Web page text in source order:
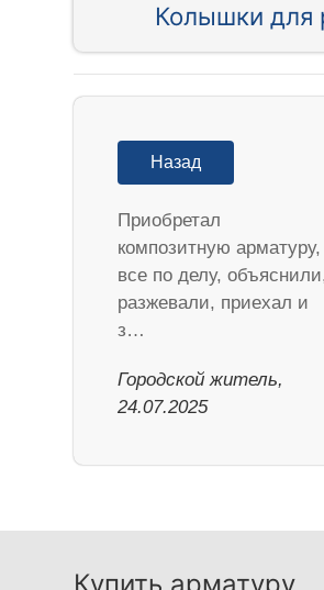
Колышки для
Назад
Приобретал
композитную арматуру,
все по делу,
разжевали, приехал и
з…
Городской житель,
24.07.2025
Купить арматуру